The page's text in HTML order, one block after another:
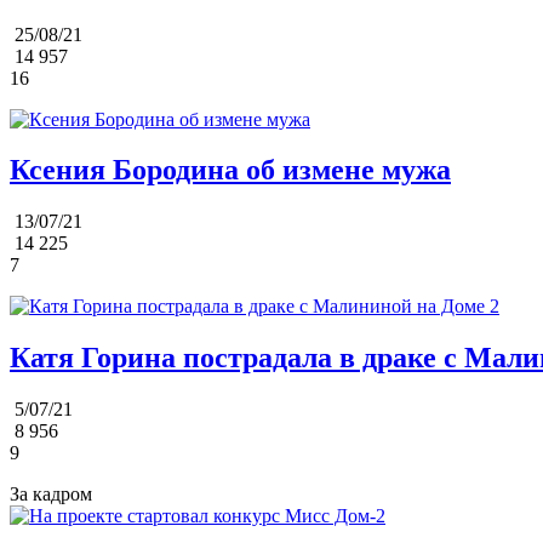
25/08/21
14 957
16
Ксения Бородина об измене мужа
13/07/21
14 225
7
Катя Горина пострадала в драке с
5/07/21
8 956
9
За кадром